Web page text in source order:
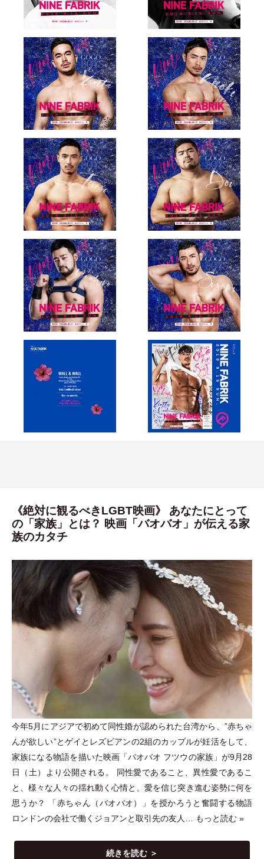
《絶対に観るべきLGBT映画》 あなたにとって
の「家族」とは？ 映画「バオバオ」が伝える家
族のカタチ
今年5月にアジアで初めて同性婚が認められた台湾から、”赤ちゃ
んが欲しい”とゲイとレズビアンの2組のカップルが妊活をして、
家族になる物語を描いた映画「バオバオ フツウの家族」 が9月28
日
（土） より公開される。 同性愛であること、異性愛であるこ
と、様々な人々の揺れ動く心情と、愛を信じ突き進む姿勢に何を
思うか？
「赤ちゃん （バオバオ） 」 を授かろうと奮闘する物語
ロンドンの会社で働くジョアンと取引先の友人… もっと読む »
続きを読む ＞